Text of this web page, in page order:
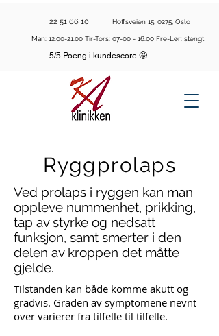
22 51 66 10 Hoffsveien 15, 0275, Oslo
Man: 12.00-21.00 Tir-Tors: 07-00 - 16.00 Fre-Lør: stengt
5/5 Poeng i kundescore 🤩
Ryggprolaps
Ved prolaps i ryggen kan man
oppleve nummenhet, prikking,
tap av styrke og nedsatt
funksjon, samt smerter i den
delen av kroppen det måtte
gjelde.
Tilstanden kan både komme akutt og
gradvis. Graden av symptomene nevnt
over varierer fra tilfelle til tilfelle.